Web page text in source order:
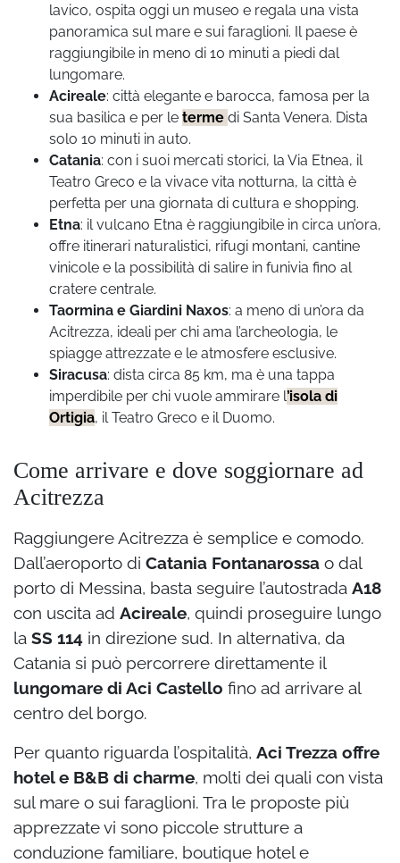
lavico, ospita oggi un museo e regala una vista
panoramica sul mare e sui faraglioni. Il paese è
raggiungibile in meno di 10 minuti a piedi dal
lungomare.
Acireale: città elegante e barocca, famosa per la
sua basilica e per le terme di Santa Venera. Dista
solo 10 minuti in auto.
Catania: con i suoi mercati storici, la Via Etnea, il
Teatro Greco e la vivace vita notturna, la città è
perfetta per una giornata di cultura e shopping.
Etna: il vulcano Etna è raggiungibile in circa un’ora,
offre itinerari naturalistici, rifugi montani, cantine
vinicole e la possibilità di salire in funivia fino al
cratere centrale.
Taormina e Giardini Naxos: a meno di un’ora da
Acitrezza, ideali per chi ama l’archeologia, le
spiagge attrezzate e le atmosfere esclusive.
Siracusa: dista circa 85 km, ma è una tappa
imperdibile per chi vuole ammirare l’isola di
Ortigia, il Teatro Greco e il Duomo.
Come arrivare e dove soggiornare ad
Acitrezza
Raggiungere Acitrezza è semplice e comodo.
Dall’aeroporto di Catania Fontanarossa o dal
porto di Messina, basta seguire l’autostrada A18
con uscita ad Acireale, quindi proseguire lungo
la SS 114 in direzione sud. In alternativa, da
Catania si può percorrere direttamente il
lungomare di Aci Castello fino ad arrivare al
centro del borgo.
Per quanto riguarda l’ospitalità, Aci Trezza offre
hotel e B&B di charme, molti dei quali con vista
sul mare o sui faraglioni. Tra le proposte più
apprezzate vi sono piccole strutture a
conduzione familiare, boutique hotel e